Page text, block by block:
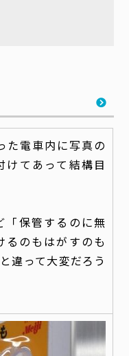
た電車内に写真の
けてあって結構目
「保管するのに無
のもはがすのも
違って大変だろう